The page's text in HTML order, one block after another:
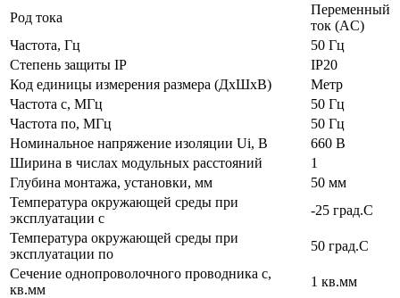
Род тока
Переменный
ток (AC)
Частота, Гц
50 Гц
Степень защиты IP
IP20
Код единицы измерения размера (ДхШхВ)
Метр
Частота с, МГц
50 Гц
Частота по, МГц
50 Гц
Номинальное напряжение изоляции Ui, В
660 В
Ширина в числах модульных расстояний
1
Глубина монтажа, установки, мм
50 мм
Температура окружающей среды при
эксплуатации с
-25 град.C
Температура окружающей cреды при
эксплуатации по
50 град.C
Сечение однопроволочного проводника с,
кв.мм
1 кв.мм